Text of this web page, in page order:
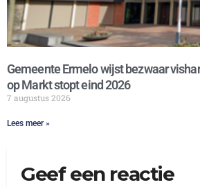
Gemeente Ermelo wijst bezwaar
op Markt stopt eind 2026
7 augustus 2026
Lees meer »
Geef een reactie